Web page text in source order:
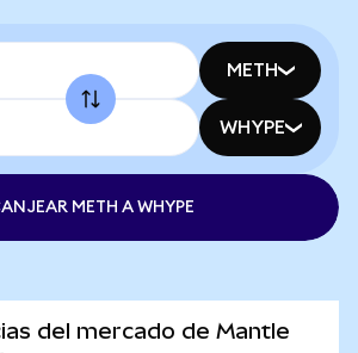
METH
WHYPE
METH A WHYPE
del mercado de Mantle